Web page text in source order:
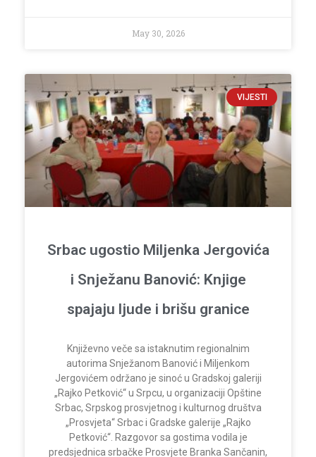
May 30, 2026
VIJESTI
Srbac ugostio Miljenka Jergovića
i Snježanu Banović: Knjige
spajaju ljude i brišu granice
Književno veče sa istaknutim regionalnim
autorima Snježanom Banović i Miljenkom
Jergovićem održano je sinoć u Gradskoj galeriji
„Rajko Petković“ u Srpcu, u organizaciji Opštine
Srbac, Srpskog prosvjetnog i kulturnog društva
„Prosvjeta“ Srbac i Gradske galerije „Rajko
Petković“. Razgovor sa gostima vodila je
predsjednica srbačke Prosvjete Branka Sančanin,